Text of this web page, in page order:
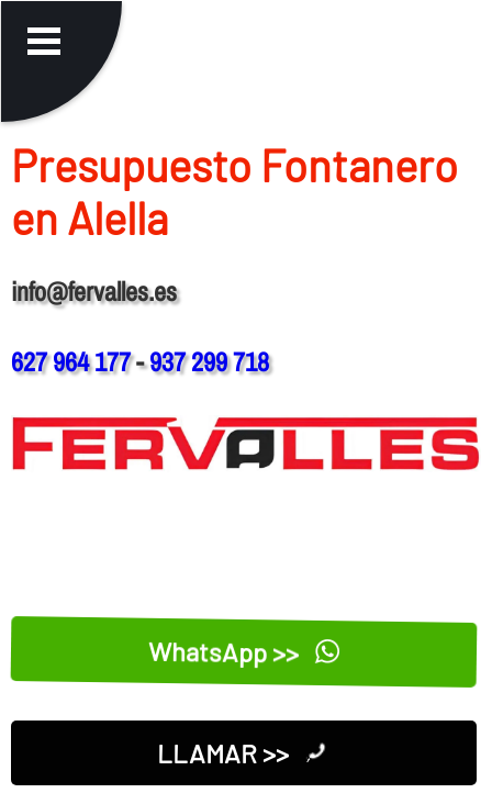
Presupuesto Fontanero
en Alella
info@fervalles.es
627 964 177-937 299 718
WhatsApp >>
LLAMAR >>